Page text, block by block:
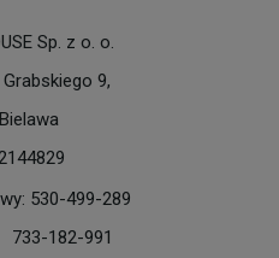
Sp. z o. o.
Grabskiego 9,
530-499-289
733-182-991